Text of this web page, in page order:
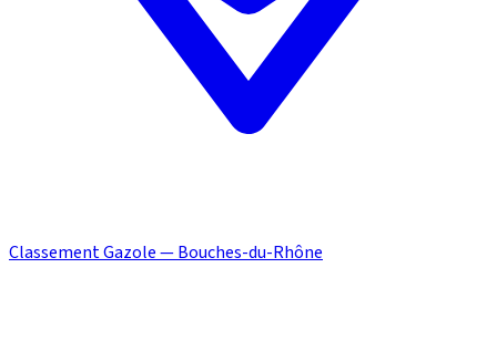
Classement Gazole — Bouches-du-Rhône